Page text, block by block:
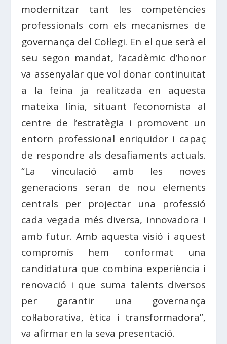
modernitzar tant les competències
professionals com els mecanismes de
governança del Col·legi. En el que serà el
seu segon mandat, l’acadèmic d’honor
va assenyalar que vol donar continuïtat
a lafeina ja realitzada en aquesta
mateixa línia, situant l’economista al
centre de l’estratègia i promovent un
entorn professional enriquidor i capaç
de respondre als desafiaments actuals.
“La vinculació amb les noves
generacions seran de nou elements
centrals per projectar una professió
cada vegada més diversa, innovadora i
amb futur. Amb aquesta visió i aquest
compromís hem conformat una
candidatura que combina experiència i
renovació i que suma talents diversos
per garantir una governança
col·laborativa, ètica i transformadora”,
va afirmar en la seva presentació.